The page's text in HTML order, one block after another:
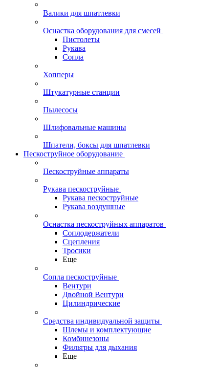
Валики для шпатлевки
Оснастка оборудования для смесей
Пистолеты
Рукава
Сопла
Хопперы
Штукатурные станции
Пылесосы
Шлифовальные машины
Шпатели, боксы для шпатлевки
Пескоструйное оборудование
Пескоструйные аппараты
Рукава пескоструйные
Рукава пескоструйные
Рукава воздушные
Оснастка пескоструйных аппаратов
Соплодержатели
Сцепления
Тросики
Еще
Сопла пескоструйные
Вентури
Двойной Вентури
Цилиндрические
Средства индивидуальной защиты
Шлемы и комплектующие
Комбинезоны
Фильтры для дыхания
Еще